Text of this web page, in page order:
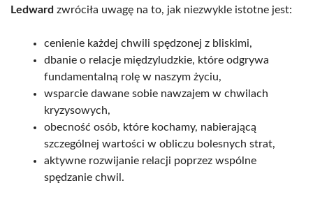
Ledward zwróciła uwagę na to, jak niezwykle istotne jest:
cenienie każdej chwili spędzonej z bliskimi,
dbanie o relacje międzyludzkie, które odgrywa
fundamentalną rolę w naszym życiu,
wsparcie dawane sobie nawzajem w chwilach
kryzysowych,
obecność osób, które kochamy, nabierającą
szczególnej wartości w obliczu bolesnych strat,
aktywne rozwijanie relacji poprzez wspólne
spędzanie chwil.